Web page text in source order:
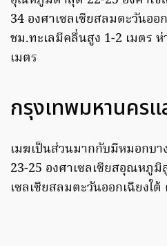
34 องศาเซลเซียสลมตะวันออ
ชม.ทะเลมีคลื่นสูง 1-2 เมตร
เมตร
กรุงเทพมหานคร
เมฆเป็นส่วนมากกับมีหมอกบ
23-25 องศาเซลเซียสอุณหภูมิ
เซลเซียสลมตะวันออกเฉียงใ